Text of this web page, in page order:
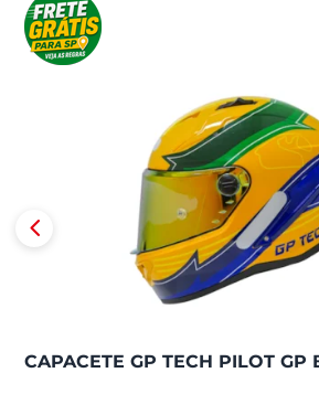
CAPACETE GP TECH PILOT GP